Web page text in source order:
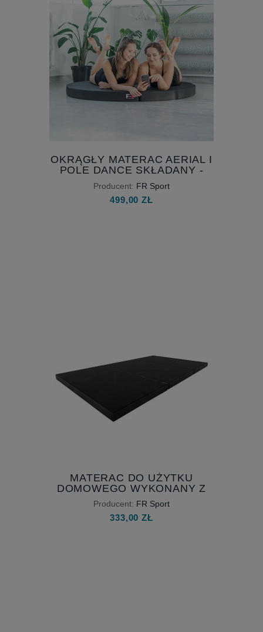
OKRĄGŁY MATERAC AERIAL I
POLE DANCE SKŁADANY -
CZARNY - Z ANTYPOŚLIZGIEM -
MATERAC POD KOŁO CYRKOWE
I SZARFĘ WERTYKALNĄ
Producent: FR Sport
499,00 ZŁ
MATERAC DO UŻYTKU
DOMOWEGO WYKONANY Z
POZOSTAŁOŚCI PIANEK - TANIA I
BEZPIECZNA ALTERNATYWA DLA
MATERACA PROFESJONALNEGO
Producent: FR Sport
333,00 ZŁ